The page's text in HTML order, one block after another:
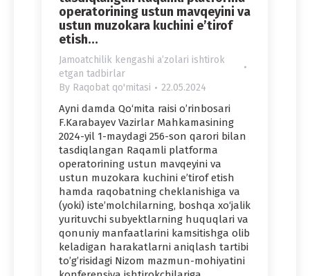
operatorining ustun mavqeyini va
ustun muzokara kuchini e’tirof
etish…
Jamoatchilik kengashi aʼzolari ishtirok
etgan tadbirlar
By Raqobat qo'mitasi 22.05.2024
Ayni damda Qo‘mita raisi o’rinbosari
F.Karabayev Vazirlar Mahkamasining
2024-yil 1-maydagi 256-son qarori bilan
tasdiqlangan Raqamli platforma
operatorining ustun mavqeyini va
ustun muzokara kuchini e’tirof etish
hamda raqobatning cheklanishiga va
(yoki) iste’molchilarning, boshqa xo‘jalik
yurituvchi subyektlarning huquqlari va
qonuniy manfaatlarini kamsitishga olib
keladigan harakatlarni aniqlash tartibi
to’g’risidagi Nizom mazmun-mohiyatini